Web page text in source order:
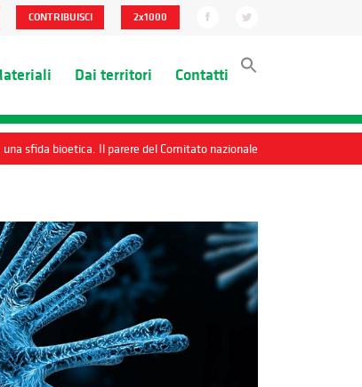
CONTRIBUISCI 2x1000
Dai territori Contatti
una sfida bioetica. Il parere del Comitato nazionale